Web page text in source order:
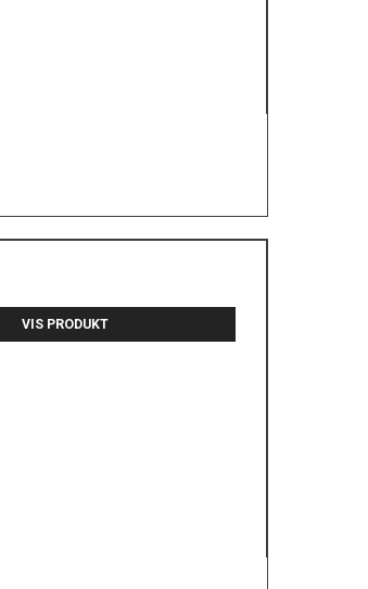
VIS PRODUKT